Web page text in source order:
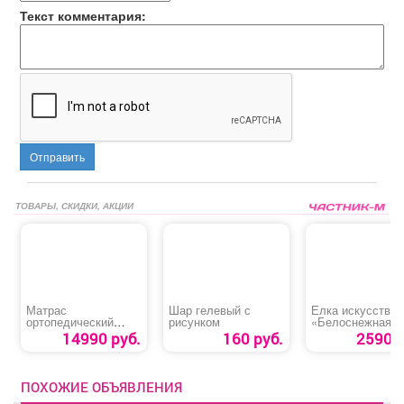
Текст комментария:
Отправить
ТОВАРЫ, СКИДКИ, АКЦИИ
Матрас
ортопедический
«Эко Дуэт»14990 руб.
Шар гелевый с
рисунком
160 руб.
Елка
«Белоснежная»
2590
ПОХОЖИЕ ОБЪЯВЛЕНИЯ